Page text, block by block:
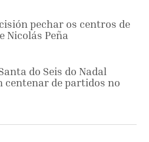
pechar os centros de
Nicolás Peña
do Seis do Nadal
de partidos no